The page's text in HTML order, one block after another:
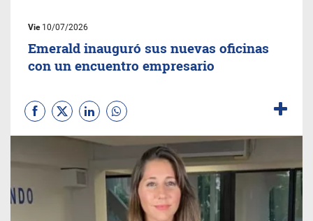
Vie10/07/2026
Emerald inauguró sus nuevas oficinas
con un encuentro empresario